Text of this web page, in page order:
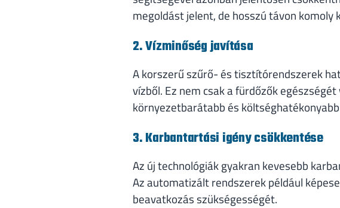
megoldást jelent, de hosszú távon
2. Vízminőség javítása
A korszerű szűrő- és tisztítórendszerek
vízből. Ez nem csak a fürdőzők
környezetbarátabb és
3. Karbantartási igény csökkentése
Az új technológiák gyakran kevesebb
Az automatizált rendszerek például
beavatkozás szükségességét.